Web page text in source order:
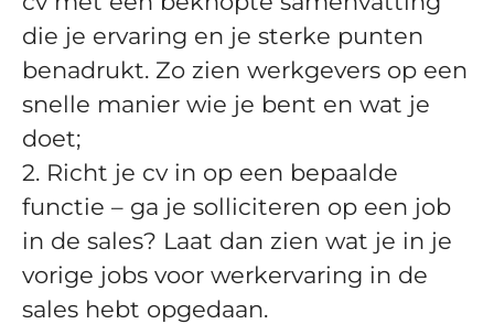
die je ervaring en je sterke punten
benadrukt. Zo zien werkgevers op een
snelle manier wie je bent en wat je
doet;
2. Richt je cv in op een bepaalde
functie – ga je solliciteren op een job
in de sales? Laat dan zien wat je in je
vorige jobs voor werkervaring in de
sales hebt opgedaan.